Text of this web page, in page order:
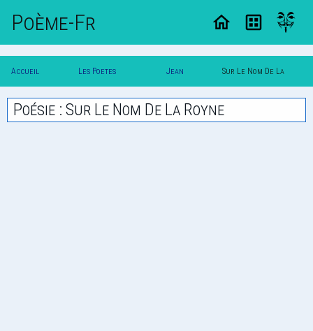
Poème-Fr
Accueil
Poesie
Les Poetes
Classique
Jean
Dorat
Sur Le Nom De La
Poésie : Sur Le Nom De La Royne